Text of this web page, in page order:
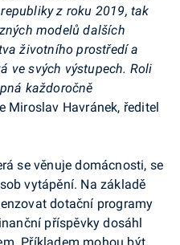
z roku 2019, tak
modelů dalších
životního prostředí a
ve svých výstupech. Roli
každoročně
Miroslav Havránek, ředitel
se věnuje domácnosti, se
vytápění. Na základě
dotační programy
příspěvky dosáhl